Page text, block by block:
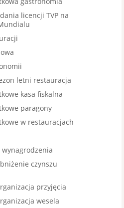
licencji TVP na
letni restauracja
kasa fiskalna
paragony
w restauracjach
czynszu
przyjęcia
wesela